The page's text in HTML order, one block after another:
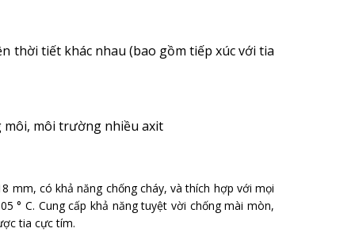
thời tiết khác nhau (bao gồm tiếp xúc với tia
môi, môi trường nhiều axit
mm, có khả năng chống cháy, và thích hợp với mọi
° C. Cung cấp khả năng tuyệt vời chống mài mòn,
tia cực tím.